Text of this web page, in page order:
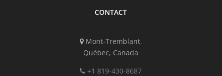
CONTACT
Mont-Tremblant,
Québec, Canada
+1 819-430-8687